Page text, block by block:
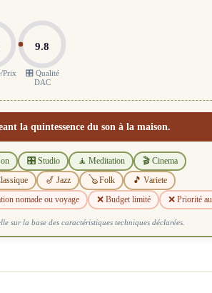
Prix
9.8
🎛️ Qualité
DAC
la quintessence du son à la maison.
🎛️ Studio 🧘 Meditation 🎬 Cinema
🎷 Jazz 🪕 Folk 🎵 Variete
nomade ou voyage ❌ Budget limité ❌ Priorité
sur la base des caractéristiques techniques déclarées.